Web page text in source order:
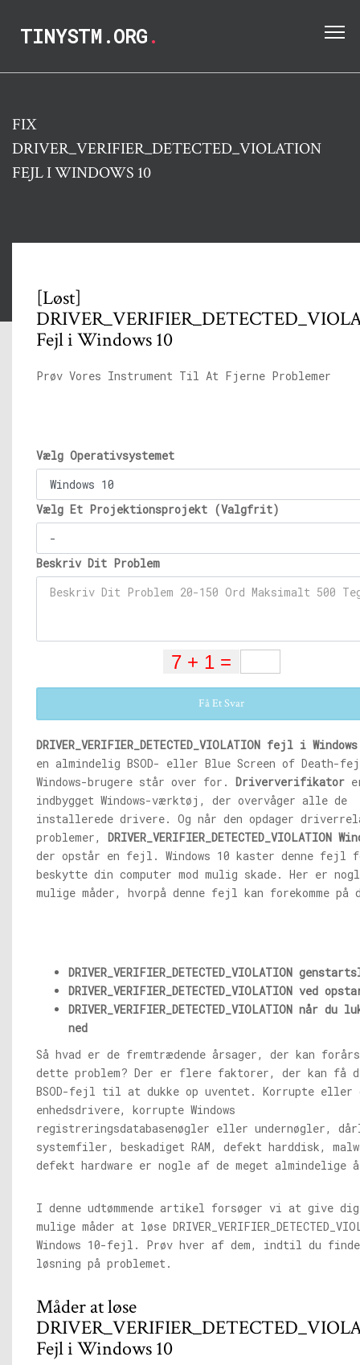
TINYSTM.ORG.
FIX
DRIVER_VERIFIER_DETECTED_VIOLATION
FEJL I WINDOWS 10
[Løst]
Fejl i Windows 10
Prøv Vores Instrument Til At Fjerne Problemer
Vælg Operativsystemet
Vælg Et Projektionsprojekt (Valgfrit)
Beskriv Dit Problem
Få Et Svar
DRIVER_VERIFIER_DETECTED_VIOLATION fejl i
en almindelig BSOD- eller Blue Screen of Death-
Windows-brugere står over for. Driververifikator
indbygget Windows-værktøj, der overvåger alle de
installerede drivere. Og når den opdager
problemer, DRIVER_VERIFIER_DETECTED_VIOLATION
der opstår en fejl. Windows 10 kaster denne fejl
beskytte din computer mod mulig skade. Her er
mulige måder, hvorpå denne fejl kan forekomme på
DRIVER_VERIFIER_DETECTED_VIOLATION
DRIVER_VERIFIER_DETECTED_VIOLATION ved
DRIVER_VERIFIER_DETECTED_VIOLATION når du
ned
Så hvad er de fremtrædende årsager, der kan
dette problem? Der er flere faktorer, der kan få
BSOD-fejl til at dukke op uventet. Korrupte eller
enhedsdrivere, korrupte Windows
registreringsdatabasenøgler eller undernøgler,
systemfiler, beskadiget RAM, defekt harddisk,
defekt hardware er nogle af de meget almindelige
I denne udtømmende artikel forsøger vi at give
mulige måder at løse
Windows 10-fejl. Prøv hver af dem, indtil du
løsning på problemet.
Måder at løse
Fejl i Windows 10